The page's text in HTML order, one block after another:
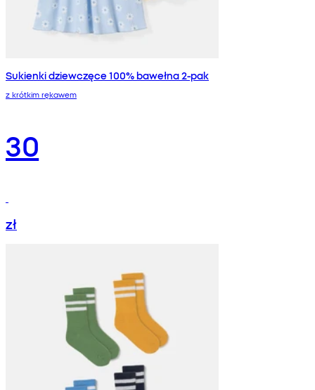
Sukienki dziewczęce 100% bawełna 2-pak
z krótkim rękawem
30
zł